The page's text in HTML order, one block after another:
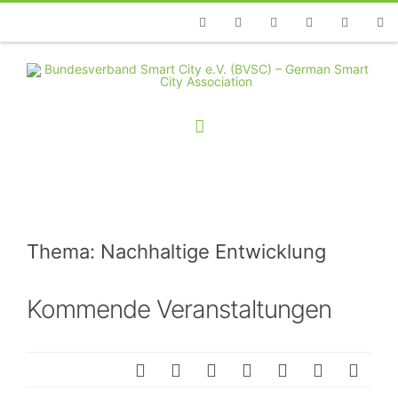
TelefonFacebookTwitterYoutubeInstagramLinkedin
Thema: Nachhaltige Entwicklung
Kommende Veranstaltungen